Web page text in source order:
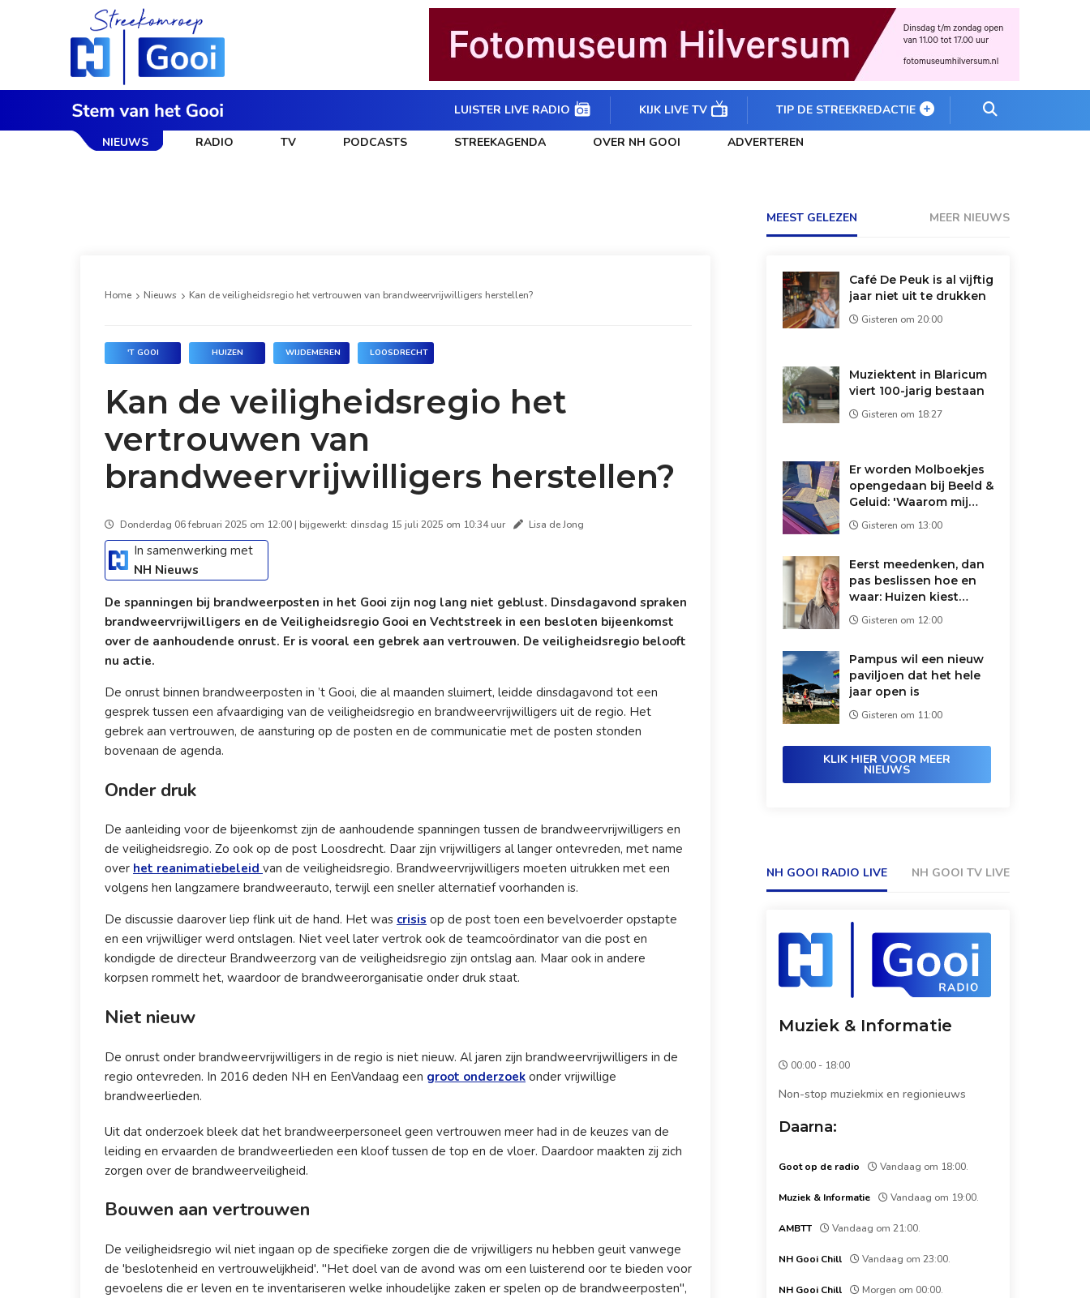
LUISTER LIVE RADIO KIJK LIVE TV TIP DE STREEKREDACTIE
NIEUWS RADIO TV PODCASTS STREEKAGENDA OVER NH GOOI ADVERTEREN
Home Nieuws Kan de veiligheidsregio het vertrouwen van brandweervrijwilligers herstellen?
'T GOOI HUIZEN WIJDEMEREN LOOSDRECHT
Kan de veiligheidsregio het
vertrouwen van
brandweervrijwilligers herstellen?
Donderdag 06 februari 2025 om 12:00 | bijgewerkt: dinsdag 15 juli 2025 om 10:34 uur Lisa de Jong
In samenwerking met
NH Nieuws
De spanningen bij brandweerposten in het Gooi zijn nog lang niet geblust. Dinsdagavond spraken
brandweervrijwilligers en de Veiligheidsregio Gooi en Vechtstreek in een besloten bijeenkomst
over de aanhoudende onrust. Er is vooral een gebrek aan vertrouwen. De veiligheidsregio belooft
nu actie.
De onrust binnen brandweerposten in ’t Gooi, die al maanden sluimert, leidde dinsdagavond tot een
gesprek tussen een afvaardiging van de veiligheidsregio en brandweervrijwilligers uit de regio. Het
gebrek aan vertrouwen, de aansturing op de posten en de communicatie met de posten stonden
bovenaan de agenda.
Onder druk
De aanleiding voor de bijeenkomst zijn de aanhoudende spanningen tussen de brandweervrijwilligers en
de veiligheidsregio. Zo ook op de post Loosdrecht. Daar zijn vrijwilligers al langer ontevreden, met name
over het reanimatiebeleid van de veiligheidsregio. Brandweervrijwilligers moeten uitrukken met een
volgens hen langzamere brandweerauto, terwijl een sneller alternatief voorhanden is.
De discussie daarover liep flink uit de hand. Het was crisis op de post toen een bevelvoerder opstapte
en een vrijwilliger werd ontslagen. Niet veel later vertrok ook de teamcoördinator van die post en
kondigde de directeur Brandweerzorg van de veiligheidsregio zijn ontslag aan. Maar ook in andere
korpsen rommelt het, waardoor de brandweerorganisatie onder druk staat.
Niet nieuw
De onrust onder brandweervrijwilligers in de regio is niet nieuw. Al jaren zijn brandweervrijwilligers in de
regio ontevreden. In 2016 deden NH en EenVandaag een groot onderzoek onder vrijwillige
brandweerlieden.
Uit dat onderzoek bleek dat het brandweerpersoneel geen vertrouwen meer had in de keuzes van de
leiding en ervaarden de brandweerlieden een kloof tussen de top en de vloer. Daardoor maakten zij zich
zorgen over de brandweerveiligheid.
Bouwen aan vertrouwen
De veiligheidsregio wil niet ingaan op de specifieke zorgen die de vrijwilligers nu hebben geuit vanwege
de 'beslotenheid en vertrouwelijkheid'. "Het doel van de avond was om een luisterend oor te bieden voor
gevoelens die er leven en te inventariseren welke inhoudelijke zaken er spelen op de brandweerposten",
MEEST GELEZEN MEER NIEUWS
Café De Peuk is al vijftig
jaar niet uit te drukken
Gisteren om 20:00
Muziektent in Blaricum
viert 100-jarig bestaan
Gisteren om 18:27
Er worden Molboekjes
opengedaan bij Beeld &
Geluid: 'Waarom mij
vertrouwen?'
Gisteren om 13:00
Eerst meedenken, dan
pas beslissen hoe en
waar: Huizen kiest
andere route voor
asielopvang
Gisteren om 12:00
Pampus wil een nieuw
paviljoen dat het hele
jaar open is
Gisteren om 11:00
KLIK HIER VOOR MEER
NIEUWS
NH GOOI RADIO LIVE NH GOOI TV LIVE
Muziek & Informatie
00:00 - 18:00
Non-stop muziekmix en regionieuws
Daarna:
Goot op de radio Vandaag om 18:00.
Muziek & Informatie Vandaag om 19:00.
AMBTT Vandaag om 21:00.
NH Gooi Chill Vandaag om 23:00.
NH Gooi Chill Morgen om 00:00.